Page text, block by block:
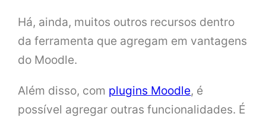
Há, ainda, muitos outros recursos dentro
da ferramenta que agregam em vantagens
do Moodle.
Além disso, com plugins Moodle, é
possível agregar outras funcionalidades. É